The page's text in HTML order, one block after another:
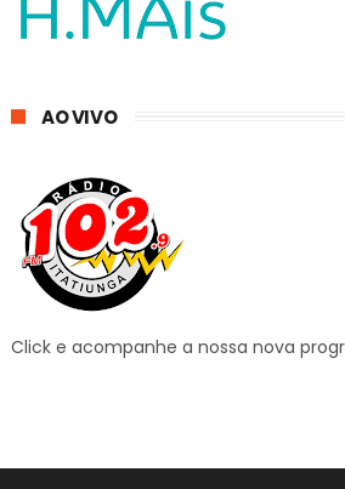
AO VIVO
Click e acompanhe a nossa nova